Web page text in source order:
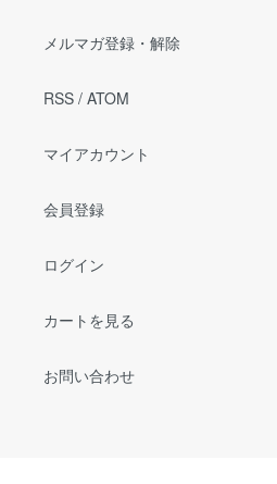
メルマガ登録・解除
RSS / ATOM
マイアカウント
会員登録
ログイン
カートを見る
お問い合わせ